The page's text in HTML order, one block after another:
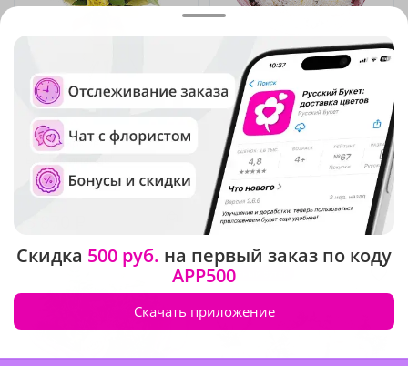
4.9(1170)
Букет "Яркое
воспоминание"
В наличии
5 (195)
Букет "Волшебные сны"
В наличии
3 390 ₽
Крупный бутон
Скидка 500 руб. на первый заказ по коду
APP500
Скачать приложение